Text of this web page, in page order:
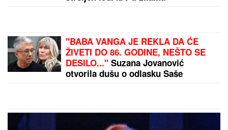
Nećete verovati kada čujete, svi su
mislili da je mlađi!